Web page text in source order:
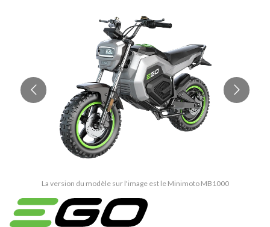
La version du modèle sur l'image est le Minimoto MB1000